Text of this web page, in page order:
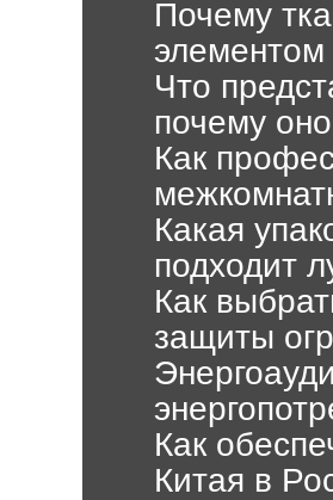
Почему
Что
почему
Как
Какая
подходит
Как
защиты
Как
Китая в